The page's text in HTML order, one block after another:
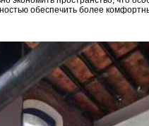
обеспечить более